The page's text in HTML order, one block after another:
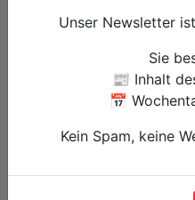
Unser Newsletter ist
Sie
📰 Inhalt
📅
Kein Spam, keine